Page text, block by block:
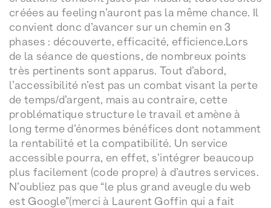
créées au feeling n’auront pas la même chance. Il
convient donc d’avancer sur un chemin en 3
phases : découverte, efficacité, efficience.Lors
de la séance de questions, de nombreux points
très pertinents sont apparus. Tout d’abord,
l’accessibilité n’est pas un combat visant la perte
de temps/d’argent, mais au contraire, cette
problématique structure le travail et amène à
long terme d’énormes bénéfices dont notamment
la rentabilité et la compatibilité. Un service
accessible pourra, en effet, s’intégrer beaucoup
plus facilement (code propre) à d’autres services.
N’oubliez pas que “le plus grand aveugle du web
est Google”(merci à Laurent Goffin qui a fait